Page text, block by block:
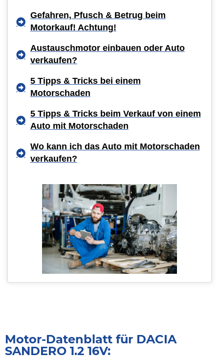
Gefahren, Pfusch & Betrug beim
Motorkauf! Achtung!
Austauschmotor einbauen oder Auto
verkaufen?
5 Tipps & Tricks bei einem
Motorschaden
5 Tipps & Tricks beim Verkauf von einem
Auto mit Motorschaden
Wo kann ich das Auto mit Motorschaden
verkaufen?
Motor-Datenblatt für DACIA
SANDERO 1.2 16V: